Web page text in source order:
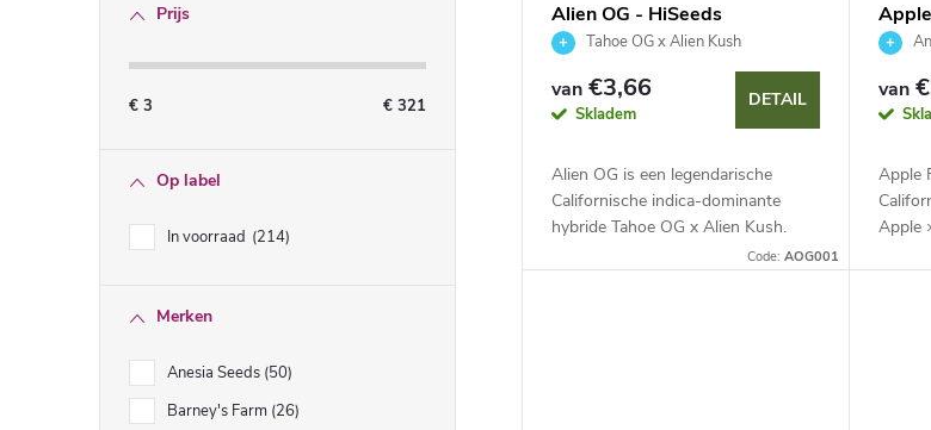
Prijs
€ 3 € 321
Op label
In voorraad 214
Merken
Anesia Seeds 50
Barney's Farm 26
r
Alien OG - HiSeeds
Tahoe OG x Alien Kush
van €3,66
Skladem
DETAIL
Alien OG is een legendarische
Californische indica-dominante
hybride Tahoe OG x Alien Kush.
Compacte, sterke plant met dichte,
Code:AOG001
van
Apple
Apple